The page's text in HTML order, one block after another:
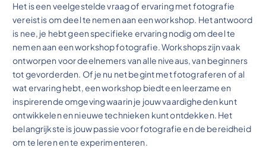
Het is een veelgestelde vraag of ervaring met fotografie
vereist is om deel te nemen aan een workshop. Het antwoord
is nee, je hebt geen specifieke ervaring nodig om deel te
nemen aan een workshop fotografie. Workshops zijn vaak
ontworpen voor deelnemers van alle niveaus, van beginners
tot gevorderden. Of je nu net begint met fotograferen of al
wat ervaring hebt, een workshop biedt een leerzame en
inspirerende omgeving waarin je jouw vaardigheden kunt
ontwikkelen en nieuwe technieken kunt ontdekken. Het
belangrijkste is jouw passie voor fotografie en de bereidheid
om te leren en te experimenteren.